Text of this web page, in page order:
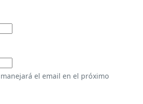
el email en el próximo